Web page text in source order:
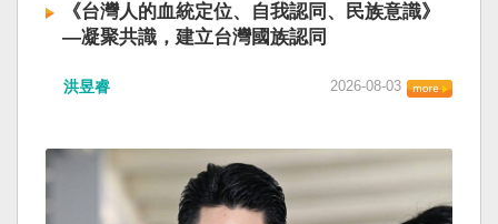
《台灣人的血統定位、自我認同、民族意識》
—凝聚共識，建立台灣國族認同
洪昱睿 2026-08-03